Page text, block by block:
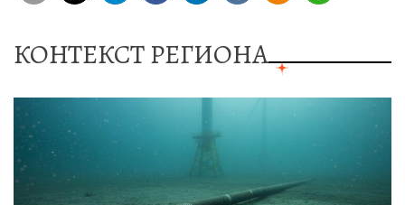
КОНТЕКСТ РЕГИОНА